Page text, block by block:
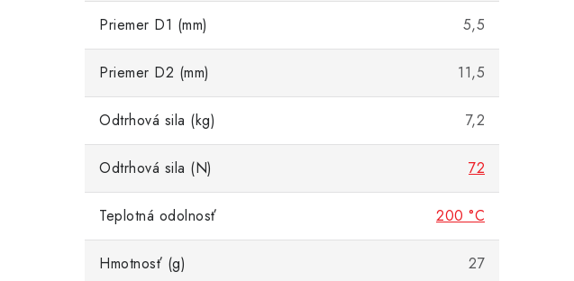
Priemer D1 (mm) 5,5
Priemer D2 (mm) 11,5
Odtrhová sila (kg) 7,2
Odtrhová sila (N) 72
Teplotná odolnosť 200 °C
Hmotnosť (g) 27